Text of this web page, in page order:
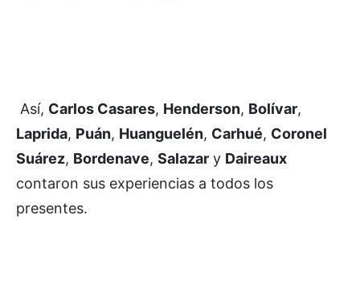
Así, Carlos Casares, Henderson, Bolívar,
Laprida, Puán, Huanguelén, Carhué, Coronel
Suárez, Bordenave, Salazar y Daireaux
contaron sus experiencias a todos los
presentes.